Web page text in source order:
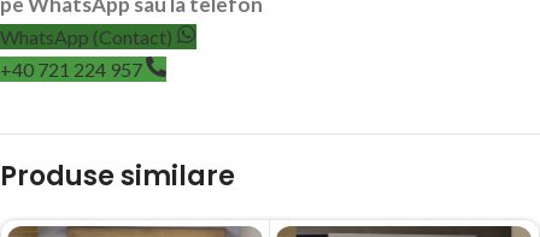
WhatsApp (Contact)
+40 721 224 957
Produse similare